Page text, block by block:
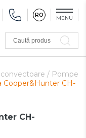
RO MENU
Caută produs
/ Pompe
Cooper&Hunter CH-
CH-